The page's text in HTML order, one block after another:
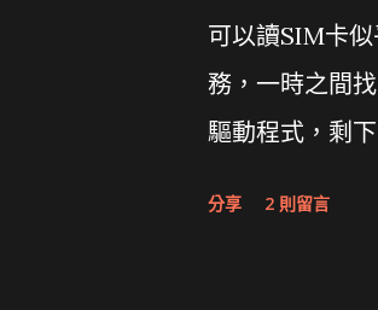
可以讀SIM卡
務，一時之間
驅動程式，剩
分享 2 則留言